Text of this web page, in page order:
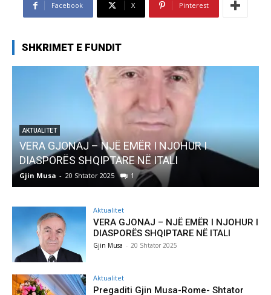
Facebook X Pinterest
SHKRIMET E FUNDIT
AKTUALITET
VERA GJONAJ – NJË EMËR I NJOHUR I
DIASPORËS SHQIPTARE NË ITALI
Gjin Musa - 20 Shtator 2025 1
Aktualitet
VERA GJONAJ – NJË EMËR I NJOHUR I
DIASPORËS SHQIPTARE NË ITALI
Gjin Musa - 20 Shtator 2025
Aktualitet
Pregaditi Gjin Musa-Rome- Shtator